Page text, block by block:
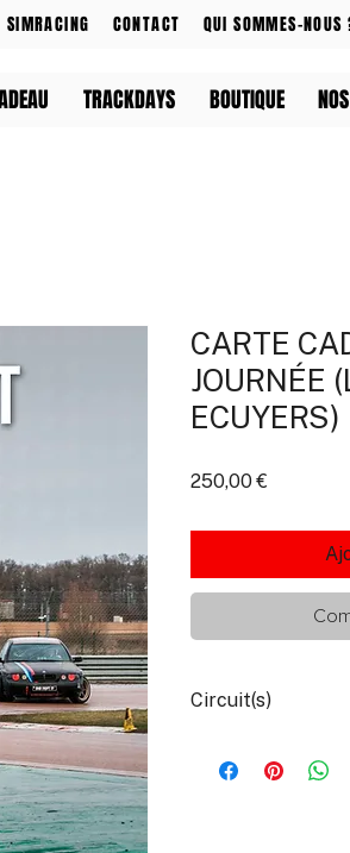
SIMRACING CONTACT QUI SOMMES-NOUS
TRACKDAYS BOUTIQUE
CARTE
JOURNÉE
ECUYERS)
250,00 €
Circuit(s)
- Circuit des Ecuyers